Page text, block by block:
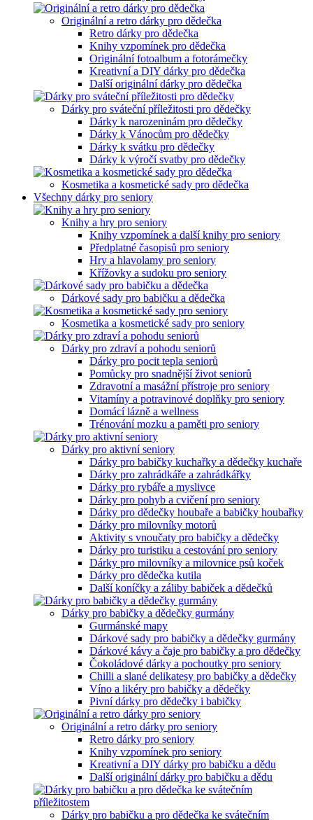
Originální a retro dárky pro dědečka
Retro dárky pro dědečka
Knihy vzpomínek pro dědečka
Originální fotoalbum a fotorámečky
Kreativní a DIY dárky pro dědečka
Další originální dárky pro dědečka
Dárky pro sváteční příležitosti pro dědečky
Dárky k narozeninám pro dědečky
Dárky k Vánocům pro dědečky
Dárky k svátku pro dědečky
Dárky k výročí svatby pro dědečky
Kosmetika a kosmetické sady pro dědečka
Všechny dárky pro seniory
Knihy a hry pro seniory
Knihy vzpomínek a další knihy pro seniory
Předplatné časopisů pro seniory
Hry a hlavolamy pro seniory
Křížovky a sudoku pro seniory
Dárkové sady pro babičku a dědečka
Kosmetika a kosmetické sady pro seniory
Dárky pro zdraví a pohodu seniorů
Dárky pro pocit tepla seniorů
Pomůcky pro snadnější život seniorů
Zdravotní a masážní přístroje pro seniory
Vitamíny a potravinové doplňky pro seniory
Domácí lázně a wellness
Trénování mozku a paměti pro seniory
Dárky pro aktivní seniory
Dárky pro babičky kuchařky a dědečky kuchaře
Dárky pro zahrádkáře a zahrádkářky
Dárky pro rybáře a myslivce
Dárky pro pohyb a cvičení pro seniory
Dárky pro dědečky houbaře a babičky houbařky
Dárky pro milovníky motorů
Aktivity s vnoučaty pro babičky a dědečky
Dárky pro turistiku a cestování pro seniory
Dárky pro milovníky a milovnice psů koček
Dárky pro dědečka kutila
Další koníčky a záliby babiček a dědečků
Dárky pro babičky a dědečky gurmány
Gurmánské mapy
Dárkové sady pro babičky a dědečky gurmány
Dárkové kávy a čaje pro babičky a pro dědečky
Čokoládové dárky a pochoutky pro seniory
Chilli a slané delikatesy pro babičky a dědečky
Víno a likéry pro babičky a dědečky
Pivní dárky pro dědečky i babičky
Originální a retro dárky pro seniory
Retro dárky pro seniory
Knihy vzpomínek pro seniory
Kreativní a DIY dárky pro babičku a dědu
Další originální dárky pro babičku a dědu
Dárky pro babičku a pro dědečka ke svátečním